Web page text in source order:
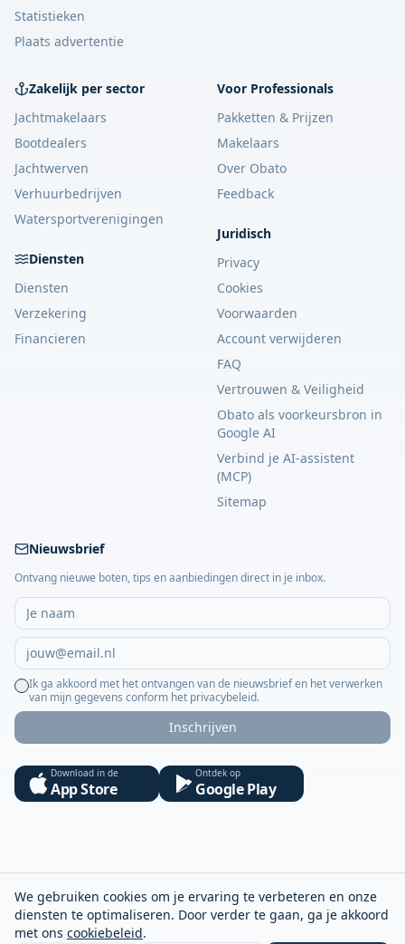
We gebruiken cookies om je ervaring te verbeteren en onze
diensten te optimaliseren. Door verder te gaan, ga je akkoord
met ons cookiebeleid.
Statistieken
Plaats advertentie
Zakelijk per sector
Jachtmakelaars
Bootdealers
Jachtwerven
Verhuurbedrijven
Watersportverenigingen
Diensten
Diensten
Verzekering
Financieren
Voor Professionals
Pakketten & Prijzen
Makelaars
Over Obato
Feedback
Juridisch
Privacy
Cookies
Voorwaarden
Account verwijderen
FAQ
Vertrouwen & Veiligheid
Obato als voorkeursbron in
Google AI
Verbind je AI-assistent
(MCP)
Sitemap
Nieuwsbrief
Ontvang nieuwe boten, tips en aanbiedingen direct in je inbox.
Ik ga akkoord met het ontvangen van de nieuwsbrief en het verwerken
van mijn gegevens conform het privacybeleid.
Inschrijven
Download in de
App Store
Ontdek op
Google Play